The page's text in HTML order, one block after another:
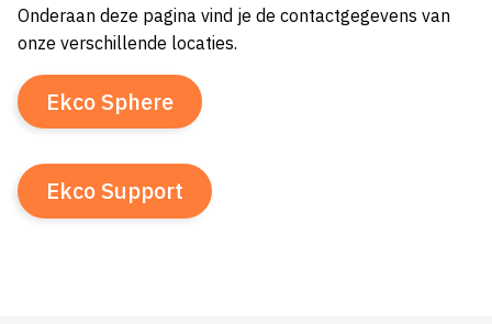
Onderaan deze pagina vind je de contactgegevens van
onze verschillende locaties.
Ekco Sphere
Ekco Support